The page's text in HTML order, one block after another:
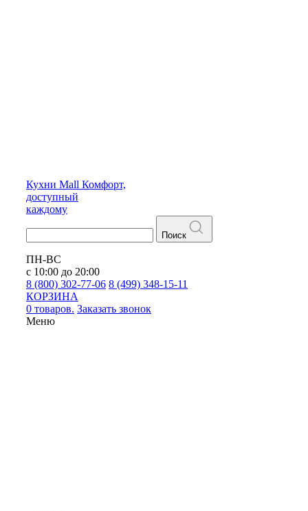
Кухни Mall Комфорт,
доступный
каждому
Поиск
ПН-ВС
с 10:00 до 20:00
8 (800) 302-77-06 8 (499) 348-15-11
КОРЗИНА
0 товаров. Заказать звонок
Меню